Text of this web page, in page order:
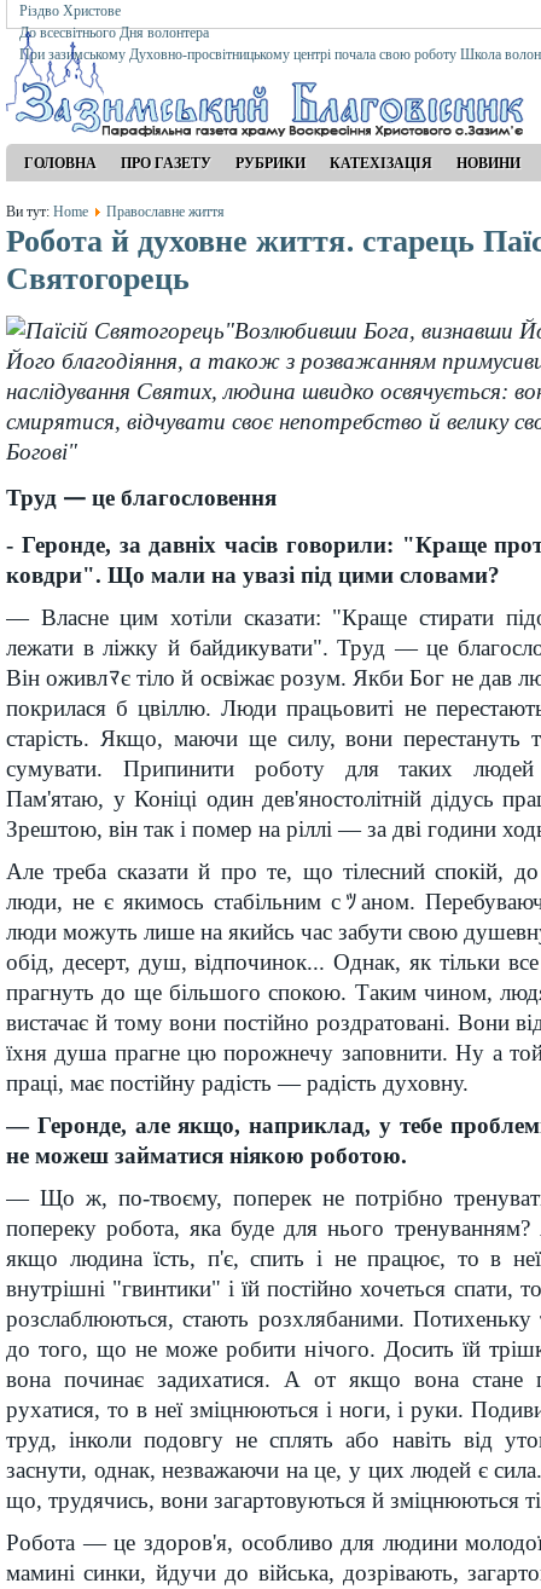
Різдво Христове
До всесвітнього Дня волонтера
При зазимському Духовно-просвітницькому центрі почала свою роботу Школа
ГОЛОВНА ПРО ГАЗЕТУ РУБРИКИ КАТЕХІЗАЦІЯ НОВИНИ
Ви тут: Home Православне життя
Робота й духовне життя. старець
Святогорець
"Возлюбивши Бога, визнавши
Його благодіяння, а також з розважанням
наслідування Святих, людина швидко освячується:
смирятися, відчувати своє непотребство й велику
Богові"
Труд — це благословення
- Геронде, за давніх часів говорили: "Краще
ковдри". Що мали на увазі під цими словами?
— Власне цим хотіли сказати: "Краще стирати
лежати в ліжку й байдикувати". Труд — це
Він оживлﾏє тіло й освіжає розум. Якби Бог не дав
покрилася б цвіллю. Люди працьовиті не
старість. Якщо, маючи ще силу, вони перестануть
сумувати. Припинити роботу для таких людей
Пам'ятаю, у Коніці один дев'яностолітній дідусь
Зрештою, він так і помер на ріллі — за дві години
Але треба сказати й про те, що тілесний спокій, до
люди, не є якимось стабільним сﾂаном.
люди можуть лише на якийсь час забути свою
обід, десерт, душ, відпочинок... Однак, як тільки
прагнуть до ще більшого спокою. Таким чином,
вистачає й тому вони постійно роздратовані. Вони
їхня душа прагне цю порожнечу заповнити. Ну а
праці, має постійну радість — радість духовну.
— Геронде, але якщо, наприклад, у тебе
не можеш займатися ніякою роботою.
— Що ж, по-твоєму, поперек не потрібно
попереку робота, яка буде для нього
якщо людина їсть, п'є, спить і не працює, то в
внутрішні "гвинтики" і їй постійно хочеться спати,
розслаблюються, стають розхлябаними. Потихеньку
до того, що не може робити нічого. Досить їй
вона починає задихатися. А от якщо вона стане
рухатися, то в неї зміцнюються і ноги, і руки.
труд, інколи подовгу не сплять або навіть від
заснути, однак, незважаючи на це, у цих людей є
що, трудячись, вони загартовуються й зміцнюються
Робота — це здоров'я, особливо для людини
мамині синки, йдучи до війська, дозрівають,